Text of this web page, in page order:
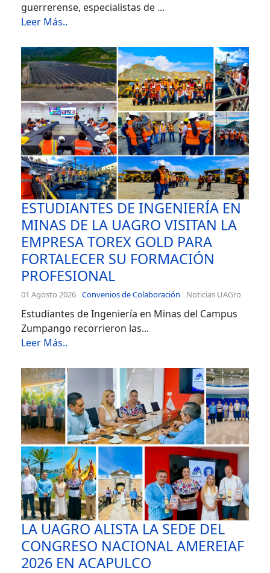
guerrerense, especialistas de ...
Leer Más..
ESTUDIANTES DE INGENIERÍA EN
MINAS DE LA UAGRO VISITAN LA
EMPRESA TOREX GOLD PARA
FORTALECER SU FORMACIÓN
PROFESIONAL
01 Agosto 2026 Convenios de Colaboración Noticias UAGro
Estudiantes de Ingeniería en Minas del Campus
Zumpango recorrieron las...
Leer Más..
LA UAGRO ALISTA LA SEDE DEL
CONGRESO NACIONAL AMEREIAF
2026 EN ACAPULCO